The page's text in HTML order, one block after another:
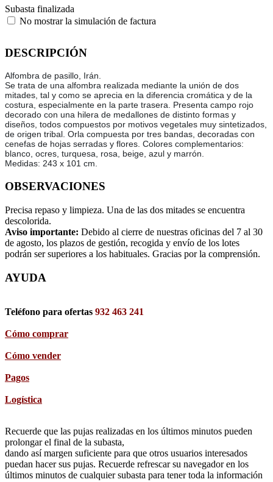
Subasta finalizada
No mostrar la simulación de factura
DESCRIPCIÓN
Alfombra de pasillo, Irán.
Se trata de una alfombra realizada mediante la unión de dos
mitades, tal y como se aprecia en la diferencia cromática y de la
costura, especialmente en la parte trasera. Presenta campo rojo
decorado con una hilera de medallones de distinto formas y
diseños, todos compuestos por motivos vegetales muy sintetizados,
de origen tribal. Orla compuesta por tres bandas, decoradas con
cenefas de hojas serradas y flores. Colores complementarios:
blanco, ocres, turquesa, rosa, beige, azul y marrón.
Medidas: 243 x 101 cm.
OBSERVACIONES
Precisa repaso y limpieza. Una de las dos mitades se encuentra
descolorida.
Aviso importante: Debido al cierre de nuestras oficinas del 7 al 30
de agosto, los plazos de gestión, recogida y envío de los lotes
podrán ser superiores a los habituales. Gracias por la comprensión.
AYUDA
Teléfono para ofertas 932 463 241
Cómo comprar
Cómo vender
Pagos
Logística
Recuerde que las pujas realizadas en los últimos minutos pueden
prolongar el final de la subasta,
dando así margen suficiente para que otros usuarios interesados
puedan hacer sus pujas. Recuerde refrescar su navegador en los
últimos minutos de cualquier subasta para tener toda la información